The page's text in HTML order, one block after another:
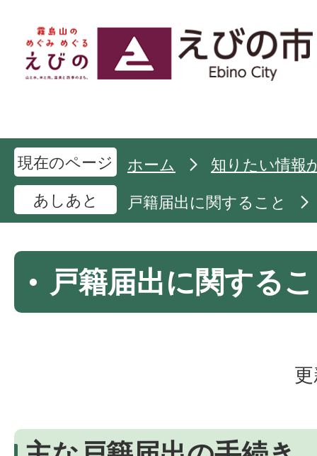
現在のページ ホーム
知りたい情報
あしあと
戸籍届出に関すること
戸籍届出に関する